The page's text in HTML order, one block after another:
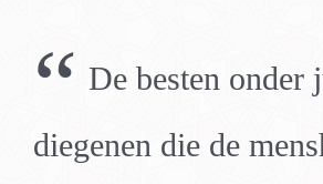
“ De besten onder
diegenen die de